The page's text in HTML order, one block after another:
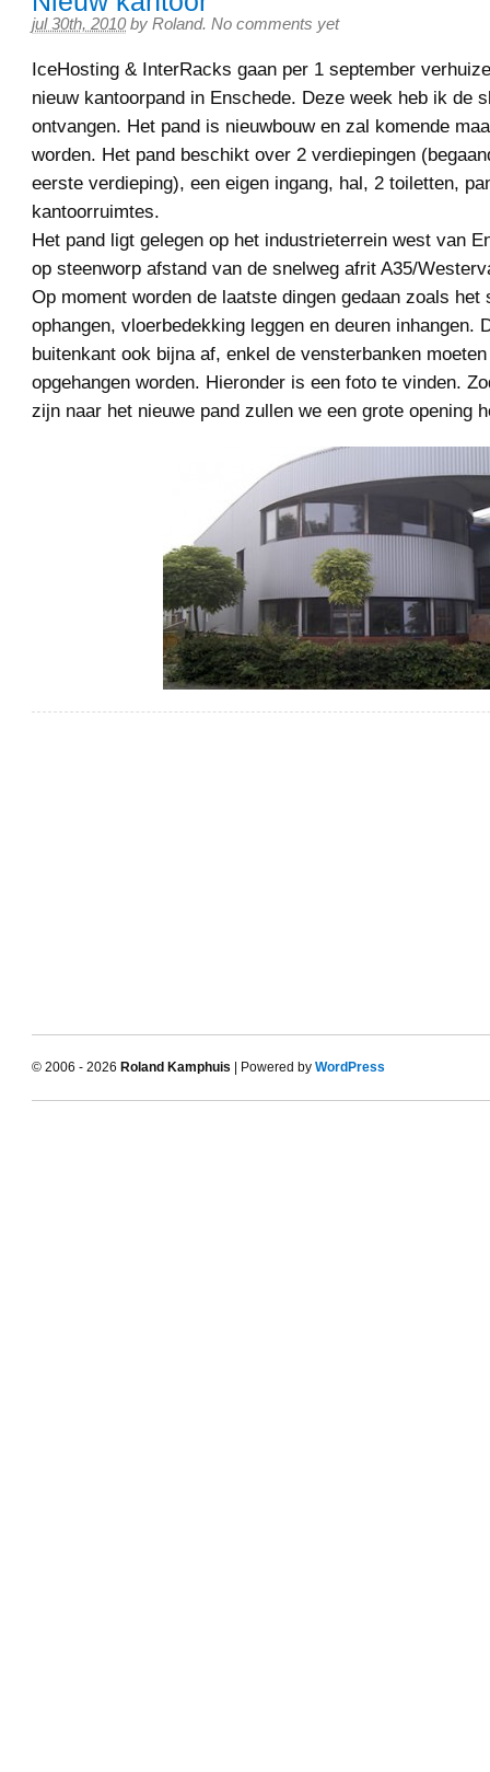
jul 30th, 2010 by Roland. No comments yet
IceHosting & InterRacks gaan per 1 september
nieuw kantoorpand in Enschede. Deze week heb ik de
ontvangen. Het pand is nieuwbouw en zal komende
worden. Het pand beschikt over 2 verdiepingen
eerste verdieping), een eigen ingang, hal, 2 toiletten,
kantoorruimtes.
Het pand ligt gelegen op het industrieterrein west van
op steenworp afstand van de snelweg afrit A35/
Op moment worden de laatste dingen gedaan zoals het
ophangen, vloerbedekking leggen en deuren inhangen.
buitenkant ook bijna af, enkel de vensterbanken
opgehangen worden. Hieronder is een foto te vinden.
zijn naar het nieuwe pand zullen we een grote opening
© 2006 - 2026 Roland Kamphuis | Powered by WordPress